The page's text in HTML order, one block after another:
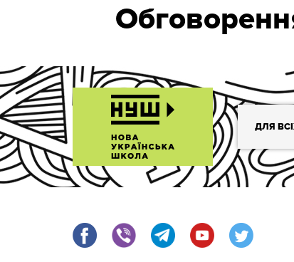
ДЛЯ